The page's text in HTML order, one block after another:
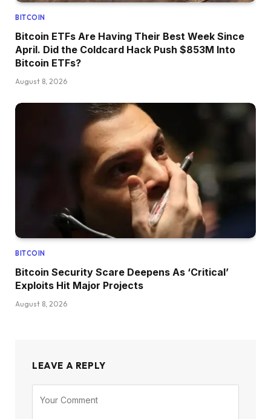
BITCOIN
Bitcoin ETFs Are Having Their Best Week Since
April. Did the Coldcard Hack Push $853M Into
Bitcoin ETFs?
August 8, 2026
BITCOIN
Bitcoin Security Scare Deepens As ‘Critical’
Exploits Hit Major Projects
August 8, 2026
LEAVE A REPLY